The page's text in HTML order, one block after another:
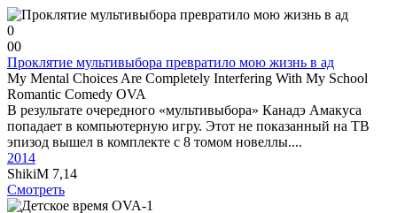
0
00
Проклятие мультивыбора превратило мою жизнь в ад
My Mental Choices Are Completely Interfering With My School
Romantic Comedy OVA
В результате очередного «мультивыбора» Канадэ Амакуса
попадает в компьютерную игру. Этот не показанный на ТВ
эпизод вышел в комплекте с 8 томом новеллы....
2014
ShikiM 7,14
Смотреть